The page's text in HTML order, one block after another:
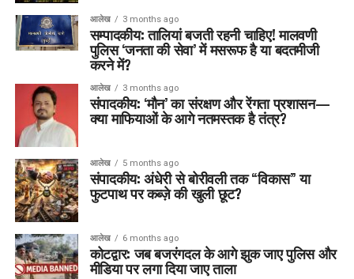
आलेख 3 months ago
सम्पादकीय: तालियां बजती रहनी चाहिए! मालवणी
पुलिस ‘जनता की सेवा’ में मसरूफ है या बदतमीजी
करने में?
आलेख 3 months ago
संपादकीय: ‘मौन’ का संरक्षण और रेंगता प्रशासन—
क्या माफियाओं के आगे नतमस्तक है तंत्र?
आलेख 5 months ago
संपादकीय: अंधेरी से बोरीवली तक “विकास” या
फुटपाथ पर कब्ज़े की खुली छूट?
आलेख 6 months ago
कोटद्वार: जब बजरंगदल के आगे झुक जाए पुलिस और
मीडिया पर लगा दिया जाए ताला